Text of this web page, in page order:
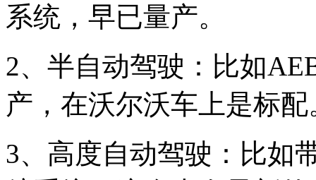
系统，早已量产。
2、半自动驾驶：比如
产，在沃尔沃车上是标配
3、高度自动驾驶：比如